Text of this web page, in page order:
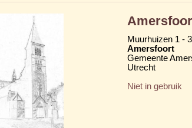
Muurhuizen 1 - 3
Amersfoort
Gemeente
Utrecht
Niet in gebruik